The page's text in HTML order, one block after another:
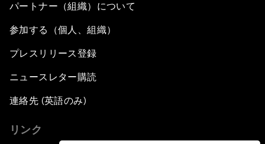
パートナー（組織）について
参加する（個人、組織）
プレスリリース登録
ニュースレター購読
連絡先 (英語のみ)
リンク